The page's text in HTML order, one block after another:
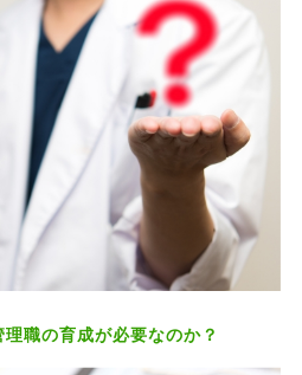
職の育成が必要なのか？